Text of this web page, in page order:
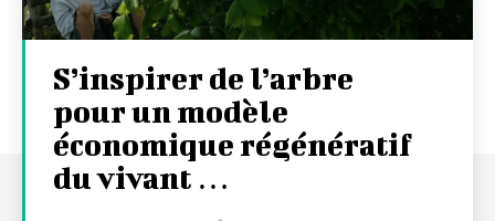
S’inspirer de l’arbre
pour un modèle
économique régénératif
du vivant …